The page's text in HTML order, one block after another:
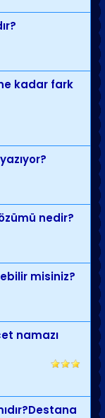
kadar fark
nedir?
misiniz?
namazı